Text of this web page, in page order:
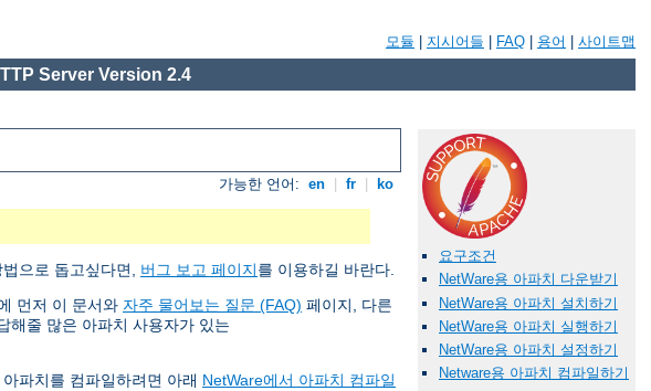
모듈 지시어들 FAQ 용어 사이트맵
Server Version 2.4
가능한 언어: en fr ko
으로 돕고싶다면, 버그 보고 페이지를 이용하길 바란다.
먼저 이 문서와 자주 물어보는 질문 (FAQ) 페이지, 다른
해줄 많은 아파치 사용자가 있는
파치를 컴파일하려면 아래 NetWare에서 아파치 컴파일
요구조건
NetWare용 아파치 다운받기
NetWare용 아파치 설치하기
NetWare용 아파치 실행하기
NetWare용 아파치 설정하기
Netware용 아파치 컴파일하기